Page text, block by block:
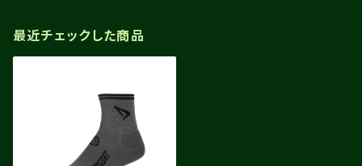
最近チェックした商品